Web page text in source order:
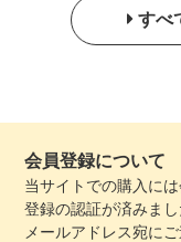
すべ
会員登録について
当サイトでの購入に
登録の認証が済みま
メールアドレス宛に